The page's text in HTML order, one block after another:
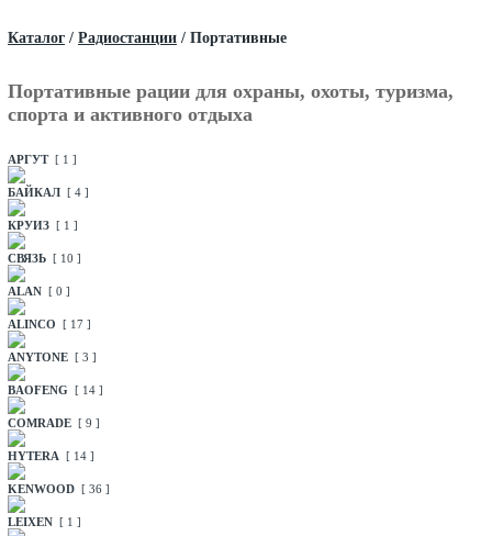
Каталог / Радиостанции / Портативные
Портативные рации для охраны, охоты, туризма,
спорта и активного отдыха
АРГУТ[ 1 ]
БАЙКАЛ [ 4 ]
КРУИЗ [ 1 ]
СВЯЗЬ [ 10 ]
ALAN [ 0 ]
ALINCO [ 17 ]
ANYTONE [ 3 ]
BAOFENG [ 14 ]
COMRADE [ 9 ]
HYTERA [ 14 ]
KENWOOD [ 36 ]
LEIXEN [ 1 ]